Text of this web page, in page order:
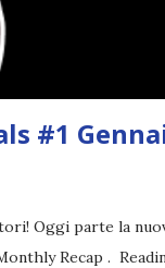
oltre alle streghe
malefiche, la mia
#1
Oggi parte la
Recap .